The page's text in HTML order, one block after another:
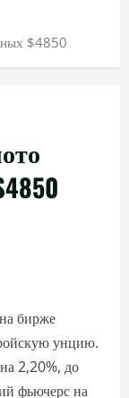
$4850
бирже
унцию.
2,20%, до
фьючерс на